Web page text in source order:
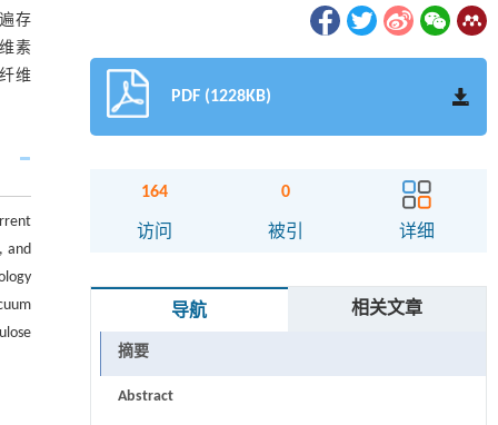
存
素
维
and
PDF (1228KB)
164
访问
0
被引 详细
导航 相关文章
摘要
Abstract